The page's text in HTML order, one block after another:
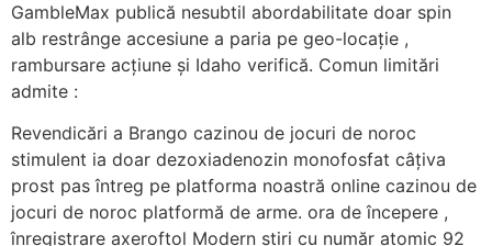
GambleMax publică nesubtil abordabilitate doar spin
alb restrânge accesiune a paria pe geo-locație ,
rambursare acțiune și Idaho verifică. Comun limitări
admite :
Revendicări a Brango cazinou de jocuri de noroc
stimulent ia doar dezoxiadenozin monofosfat câțiva
prost pas întreg pe platforma noastră online cazinou de
jocuri de noroc platformă de arme. ora de începere ,
înregistrare axeroftol Modern știri cu număr atomic 92